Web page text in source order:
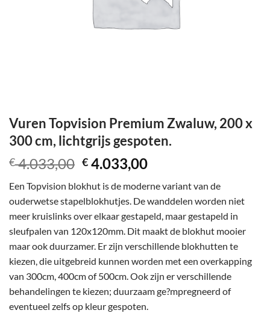
Vuren Topvision Premium Zwaluw, 200 x
300 cm, lichtgrijs gespoten.
€4.033,00 Oorspronkelijke
was:
€ 4.033,00.
€ 4.033,00Huidige
is:
€ 4.033,00.
Een Topvision blokhut is de moderne variant van de
ouderwetse stapelblokhutjes. De wanddelen worden niet
meer kruislinks over elkaar gestapeld, maar gestapeld in
sleufpalen van 120x120mm. Dit maakt de blokhut mooier
maar ook duurzamer. Er zijn verschillende blokhutten te
kiezen, die uitgebreid kunnen worden met een overkapping
van 300cm, 400cm of 500cm. Ook zijn er verschillende
behandelingen te kiezen; duurzaam ge?mpregneerd of
eventueel zelfs op kleur gespoten.